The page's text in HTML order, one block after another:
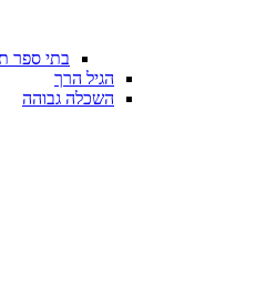
בתי ספר
הגיל הרך
השכלה גבוהה